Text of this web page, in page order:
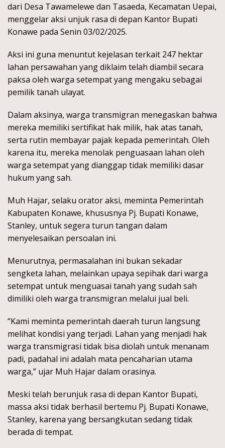
dari Desa Tawamelewe dan Tasaeda, Kecamatan Uepai,
menggelar aksi unjuk rasa di depan Kantor Bupati
Konawe pada Senin 03/02/2025.
Aksi ini guna menuntut kejelasan terkait 247 hektar
lahan persawahan yang diklaim telah diambil secara
paksa oleh warga setempat yang mengaku sebagai
pemilik tanah ulayat.
Dalam aksinya, warga transmigran menegaskan bahwa
mereka memiliki sertifikat hak milik, hak atas tanah,
serta rutin membayar pajak kepada pemerintah. Oleh
karena itu, mereka menolak penguasaan lahan oleh
warga setempat yang dianggap tidak memiliki dasar
hukum yang sah.
Muh Hajar, selaku orator aksi, meminta Pemerintah
Kabupaten Konawe, khususnya Pj. Bupati Konawe,
Stanley, untuk segera turun tangan dalam
menyelesaikan persoalan ini.
Menurutnya, permasalahan ini bukan sekadar
sengketa lahan, melainkan upaya sepihak dari warga
setempat untuk menguasai tanah yang sudah sah
dimiliki oleh warga transmigran melalui jual beli.
“Kami meminta pemerintah daerah turun langsung
melihat kondisi yang terjadi. Lahan yang menjadi hak
warga transmigrasi tidak bisa diolah untuk menanam
padi, padahal ini adalah mata pencaharian utama
warga,” ujar Muh Hajar dalam orasinya.
Meski telah berunjuk rasa di depan Kantor Bupati,
massa aksi tidak berhasil bertemu Pj. Bupati Konawe,
Stanley, karena yang bersangkutan sedang tidak
berada di tempat.